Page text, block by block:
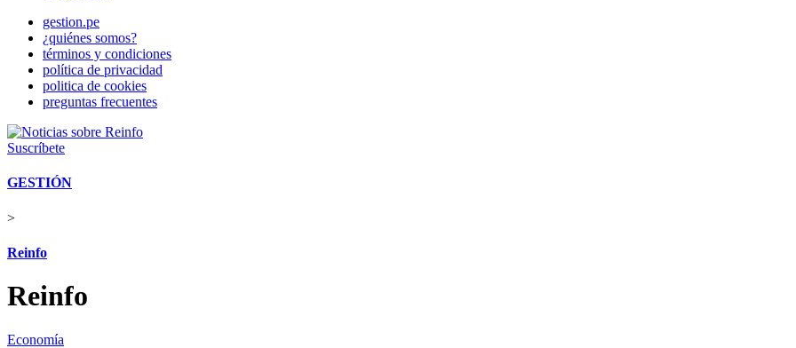
gestion.pe
¿quiénes somos?
términos y condiciones
política de privacidad
politica de cookies
preguntas frecuentes
Suscríbete
GESTIÓN
>
Reinfo
Reinfo
Economía